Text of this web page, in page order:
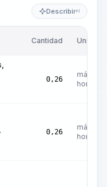
DescribirKI
Cantidad Unidad
0,26
hora
0,26
hora